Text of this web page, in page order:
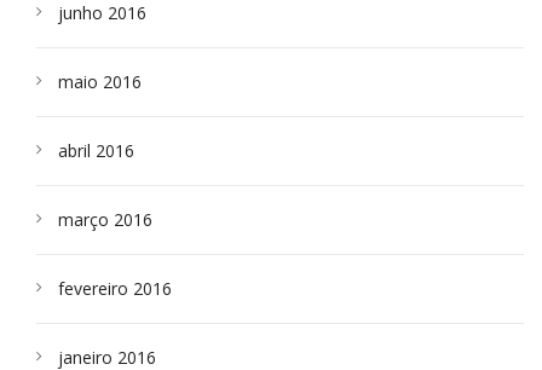
junho 2016
maio 2016
abril 2016
março 2016
fevereiro 2016
janeiro 2016